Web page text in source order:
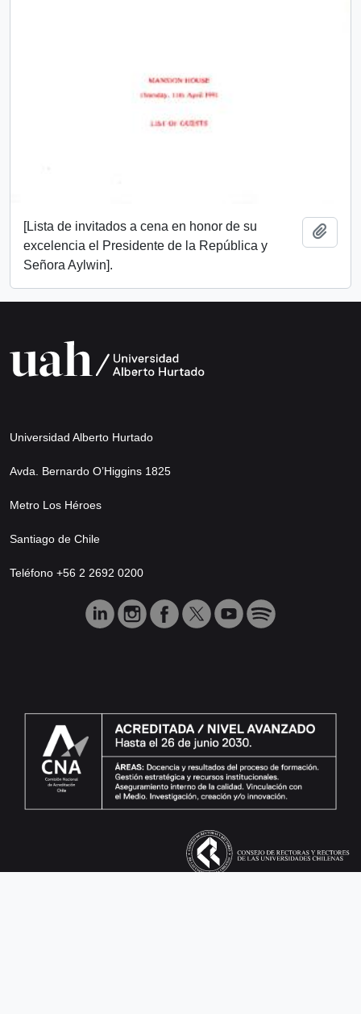
[Lista de invitados a cena en honor de su
excelencia el Presidente de la República y
Señora Aylwin].
Universidad Alberto Hurtado
Avda. Bernardo O’Higgins 1825
Metro Los Héroes
Santiago de Chile
Teléfono +56 2 2692 0200